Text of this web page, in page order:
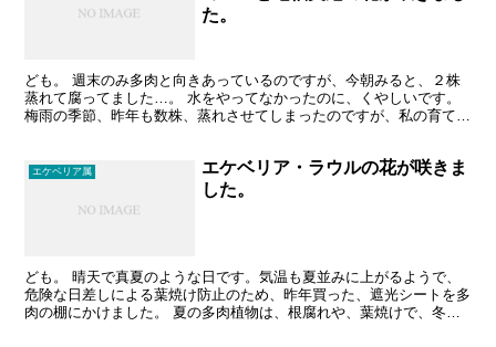
た。
ども。 週末のみ多肉と向きあっているのですが、今朝みると、２株
蒸れて腐ってました…。 水をやってなかったのに、くやしいです。
梅雨の季節、昨年も数株、蒸れさせてしまったのですが、私の育てて
エケベリア属
エケベリア・ラウルの花が咲きま
した。
ども。 晴天で真夏のような日です。気温も夏並みに上がるようで、
危険な日差しによる葉焼け防止のため、昨年買った、遮光シートを多
肉の棚にかけました。 夏の多肉植物は、根腐れや、葉焼けで、冬以